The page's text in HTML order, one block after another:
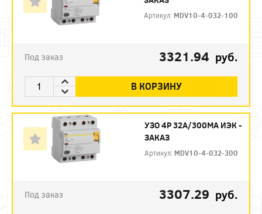
Артикул: MDV10-4-032-100
Под заказ 3321.94 руб.
В КОРЗИНУ
УЗО 4P 32А/300МА ИЭК -
ЗАКАЗ
Артикул: MDV10-4-032-300
Под заказ 3307.29 руб.